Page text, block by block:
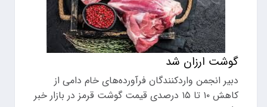
گوشت ارزان شد
دبیر انجمن واردکنندگان فرآورده‌های خام دامی از
کاهش ۱۰ تا ۱۵ درصدی قیمت گوشت قرمز در بازار خبر